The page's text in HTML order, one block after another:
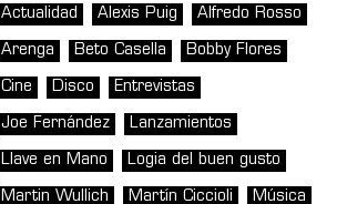
Actualidad Alexis Puig Alfredo Rosso
Arenga Beto Casella Bobby Flores
Cine Disco Entrevistas
Joe Fernández Lanzamientos
Llave en Mano Logia del buen gusto
Martin Wullich Martín Ciccioli Música